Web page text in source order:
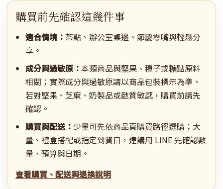
購買前先確認這幾件事
適合情境： 茶點、辦公室桌邊、節慶零嘴與輕鬆分
享。
成分與過敏原： 本類商品與堅果、種子或糖點原料
相關；實際成分與過敏原請以商品包裝標示為準。
若對堅果、芝麻、奶製品或麩質敏感，購買前請先
確認。
購買與配送： 少量可先依商品頁購買路徑選購；大
量、禮盒搭配或指定到貨日，建議用 LINE 先確認數
量、預算與日期。
查看購買、配送與退換說明